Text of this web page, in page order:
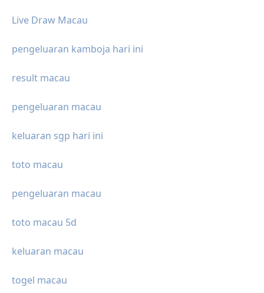
Live Draw Macau
pengeluaran kamboja hari ini
result macau
pengeluaran macau
keluaran sgp hari ini
toto macau
pengeluaran macau
toto macau 5d
keluaran macau
togel macau